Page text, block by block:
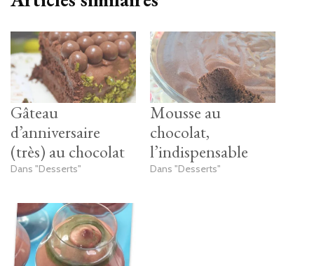
Gâteau
d’anniversaire
(très) au chocolat
Dans "Desserts"
Mousse au
chocolat,
l’indispensable
Dans "Desserts"